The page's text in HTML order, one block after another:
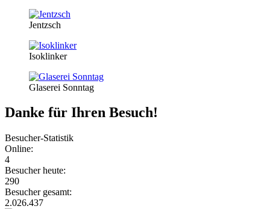
Jentzsch
Isoklinker
Glaserei Sonntag
Danke für Ihren Besuch!
Besucher-Statistik
Online:
4
Besucher heute:
290
Besucher gesamt:
2.026.437